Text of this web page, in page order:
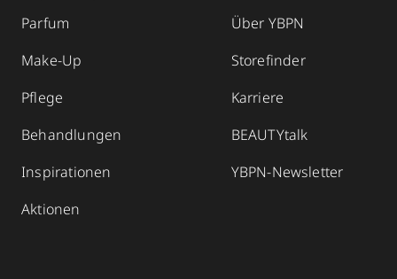
Parfum
Make-Up
Pflege
Behandlungen
Inspirationen
Aktionen
Über YBPN
Storefinder
Karriere
BEAUTYtalk
YBPN-Newsletter